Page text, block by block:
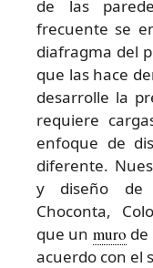
de las
frecuente se
diafragma del
que las hace
desarrolle la
requiere
enfoque de
diferente.
y diseño de
Choconta,
que un muro de
acuerdo con el